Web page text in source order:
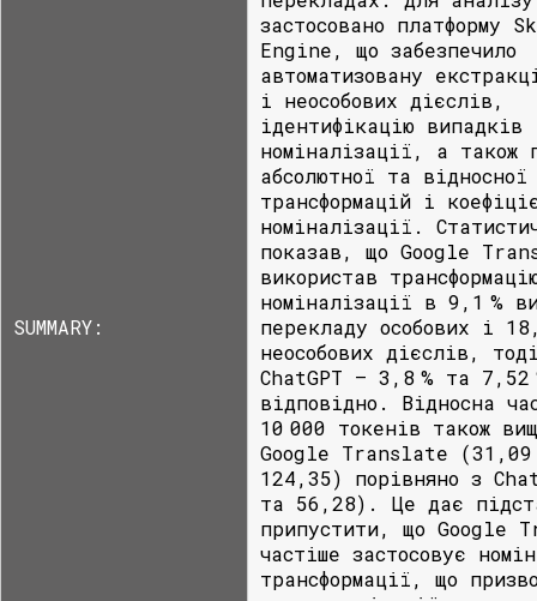
SUMMARY:
застосовано платформу
Engine, що забезпечило
автоматизовану
і неособових дієслів,
ідентифікацію випадків
номіналізації, а також
абсолютної та відносної
трансформацій і
номіналізації.
показав, що Google
використав
номіналізації в 9,1 %
перекладу особових і
неособових дієслів,
ChatGPT – 3,8 % та 7,52
відповідно. Відносна
10 000 токенів також
Google Translate
124,35) порівняно з
та 56,28). Це дає
припустити, що Google
частіше застосовує
трансформації, що